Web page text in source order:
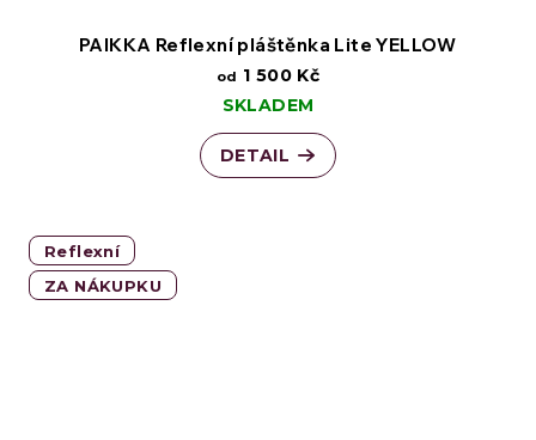
PAIKKA Reflexní pláštěnka Lite YELLOW
od 1 500 Kč
SKLADEM
DETAIL
Reflexní
ZA NÁKUPKU